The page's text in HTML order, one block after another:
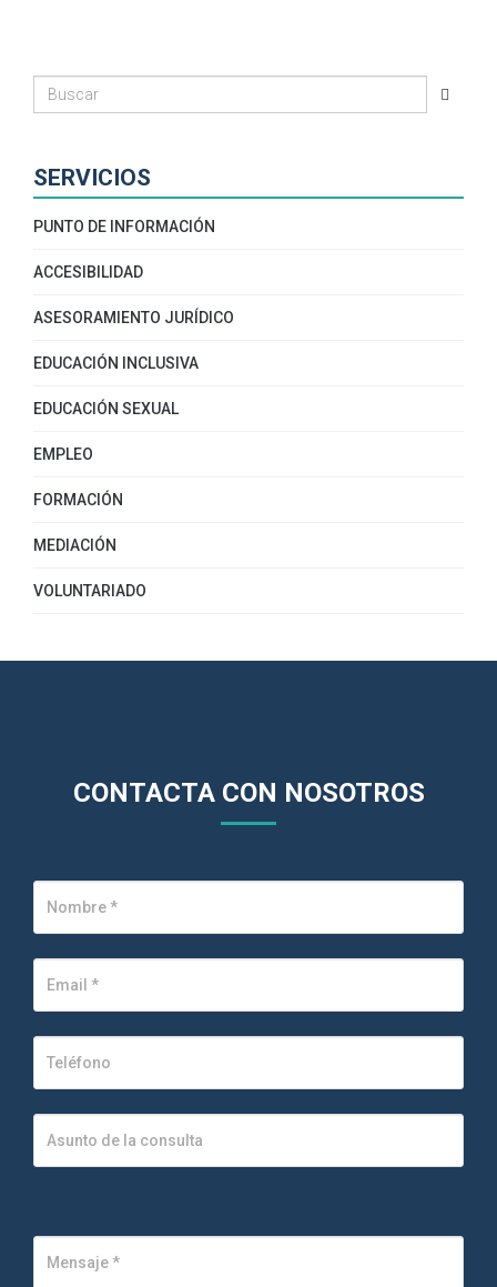
SERVICIOS
PUNTO DE INFORMACIÓN
ACCESIBILIDAD
ASESORAMIENTO JURÍDICO
EDUCACIÓN INCLUSIVA
EDUCACIÓN SEXUAL
EMPLEO
FORMACIÓN
MEDIACIÓN
VOLUNTARIADO
CONTACTA CON NOSOTROS